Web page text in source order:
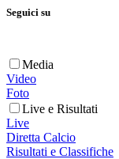
Seguici su
Media
Video
Foto
Live e Risultati
Live
Diretta Calcio
Risultati e Classifiche